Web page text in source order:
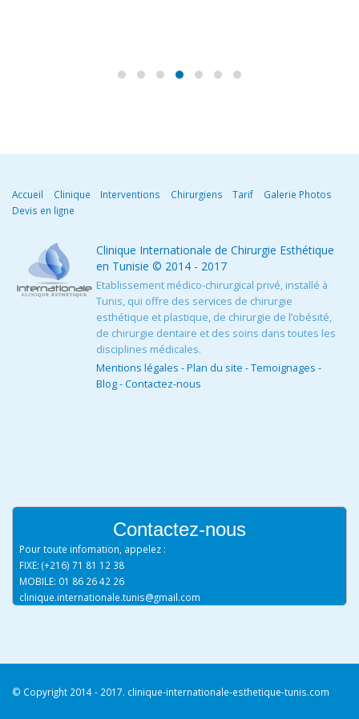
Accueil Clinique Interventions Chirurgiens Tarif
Galerie Photos
Devis en ligne
Clinique Internationale de Chirurgie Esthétique
en Tunisie © 2014 - 2017
Etablissement médico-chirurgical privé, installé à
Tunis, qui offre des services de chirurgie
esthétique et plastique, de chirurgie de l’obésité,
de chirurgie dentaire et des soins dans toutes les
disciplines médicales.
Mentions légales -Plan du site -Temoignages -
Blog-Contactez-nous
Contactez-nous
Pour toute infomation, appelez :
FIXE: (+216) 71 81 12 38
MOBILE: 01 86 26 42 26
clinique.internationale.tunis@gmail.com
© Copyright 2014 - 2017. clinique-internationale-esthetique-tunis.com